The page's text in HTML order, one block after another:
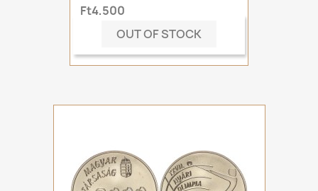
Ft4,500
OUT OF STOCK